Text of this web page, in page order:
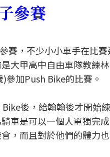
參賽
賽，不少小小車手在比賽
大甲高中自由車隊教練林
參加Push Bike的比賽。
後，給翰翰後才開始練
車是可以一個人單獨完
，而且對於他們的體力